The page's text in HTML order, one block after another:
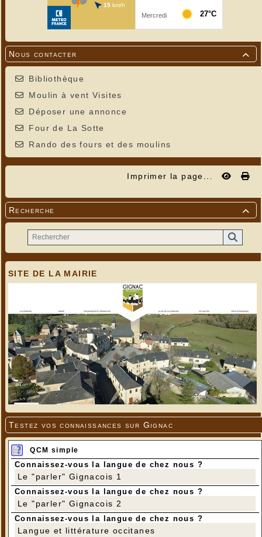

Nous contacter
Bibliothèque
Moulin à vent Visites
Déposer une annonce
Four de La Sotte
Rando des fours et des moulins
Imprimer la page...

Recherche
SITE DE LA MAIRIE
Testez vos connaissances sur Gignac
QCM simple
Connaissez-vous la langue de chez nous ?
Le "parler" Gignacois 1
Connaissez-vous la langue de chez nous ?
Le "parler" Gignacois 2
Connaissez-vous la langue de chez nous ?
Langue et littérature occitanes